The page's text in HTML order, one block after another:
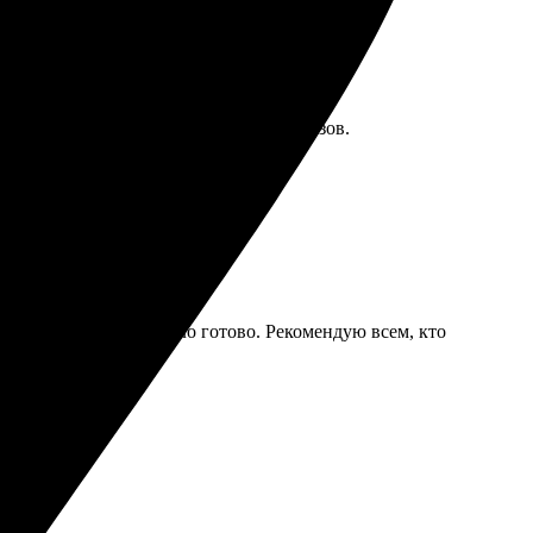
— видимо, был наплыв заказов.
и к сроку всё было готово. Рекомендую всем, кто